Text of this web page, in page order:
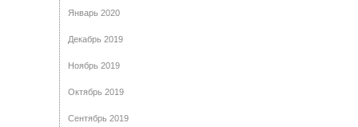
Январь 2020
Декабрь 2019
Ноябрь 2019
Октябрь 2019
Сентябрь 2019